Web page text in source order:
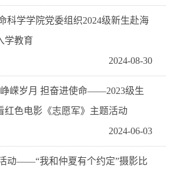
科学学院党委组织2024级新生赴海
学教育
2024-08-30
嵘岁月 担奋进使命——2023级生
红色电影《志愿军》主题活动
2024-06-03
动——“我和仲夏有个约定”摄影比